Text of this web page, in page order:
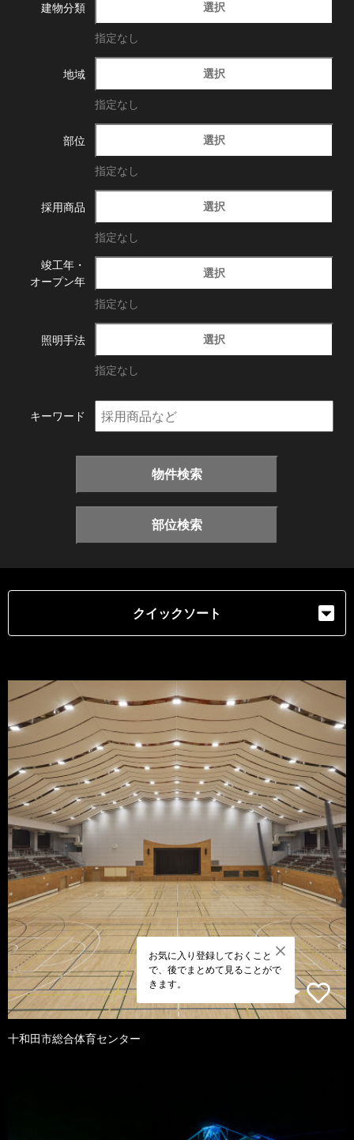
建物分類 選択
指定なし
地域 選択
指定なし
部位 選択
指定なし
採用商品 選択
指定なし
竣工年・
オープン年
選択
指定なし
照明手法 選択
指定なし
キーワード
物件検索
部位検索
クイックソート
お気に入り登録しておくこと
で、後でまとめて見ることがで
きます。
十和田市総合体育センター